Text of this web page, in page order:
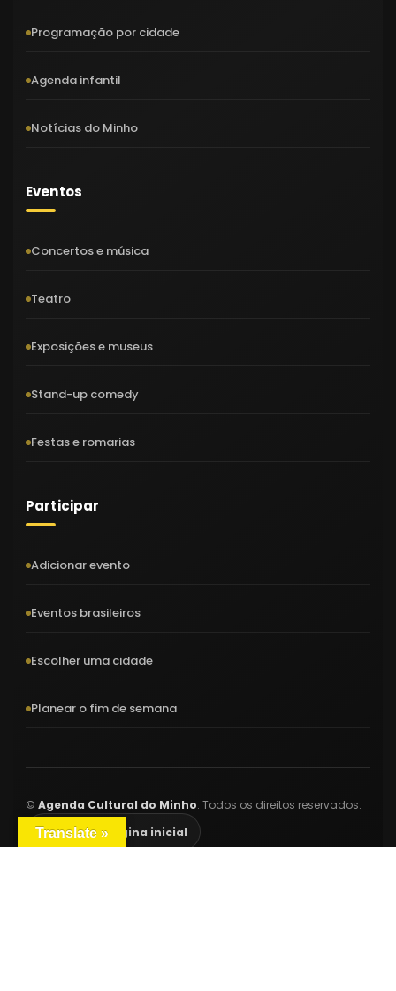
Programação por cidade
Agenda infantil
Notícias do Minho
Eventos
Concertos e música
Teatro
Exposições e museus
Stand-up comedy
Festas e romarias
Participar
Adicionar evento
Eventos brasileiros
Escolher uma cidade
Planear o fim de semana
© Agenda Cultural do Minho. Todos os direitos reservados.
Voltar à página inicial
Translate »